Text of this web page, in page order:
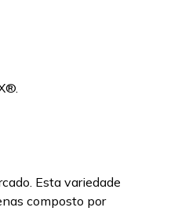
Esta variedade
composto por